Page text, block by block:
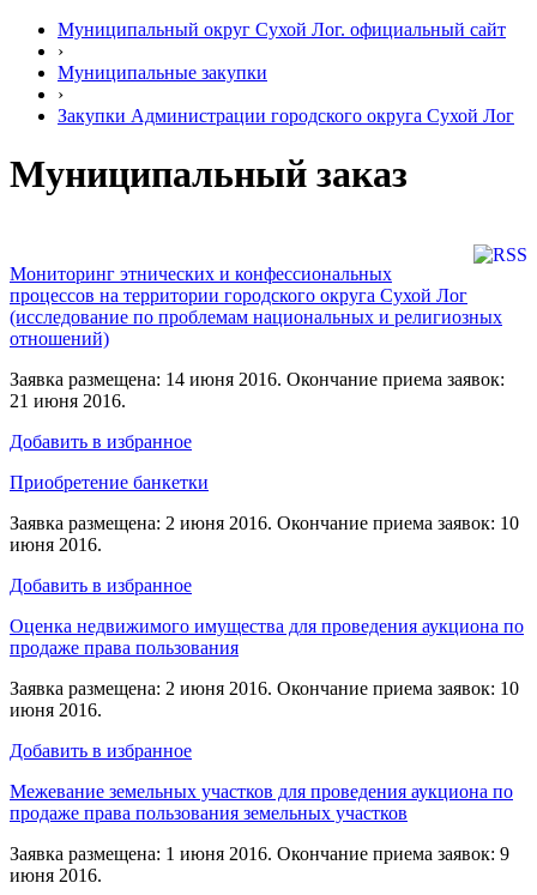
Муниципальный округ Сухой Лог. официальный сайт
›
Муниципальные закупки
›
Закупки Администрации городского округа Сухой Лог
Муниципальный заказ
Мониторинг этнических и конфессиональных
процессов на территории городского округа Сухой Лог
(исследование по проблемам национальных и религиозных
отношений)
Заявка размещена: 14 июня 2016. Окончание приема заявок:
21 июня 2016.
Добавить в избранное
Приобретение банкетки
Заявка размещена: 2 июня 2016. Окончание приема заявок: 10
июня 2016.
Добавить в избранное
Оценка недвижимого имущества для проведения аукциона по
продаже права пользования
Заявка размещена: 2 июня 2016. Окончание приема заявок: 10
июня 2016.
Добавить в избранное
Межевание земельных участков для проведения аукциона по
продаже права пользования земельных участков
Заявка размещена: 1 июня 2016. Окончание приема заявок: 9
июня 2016.